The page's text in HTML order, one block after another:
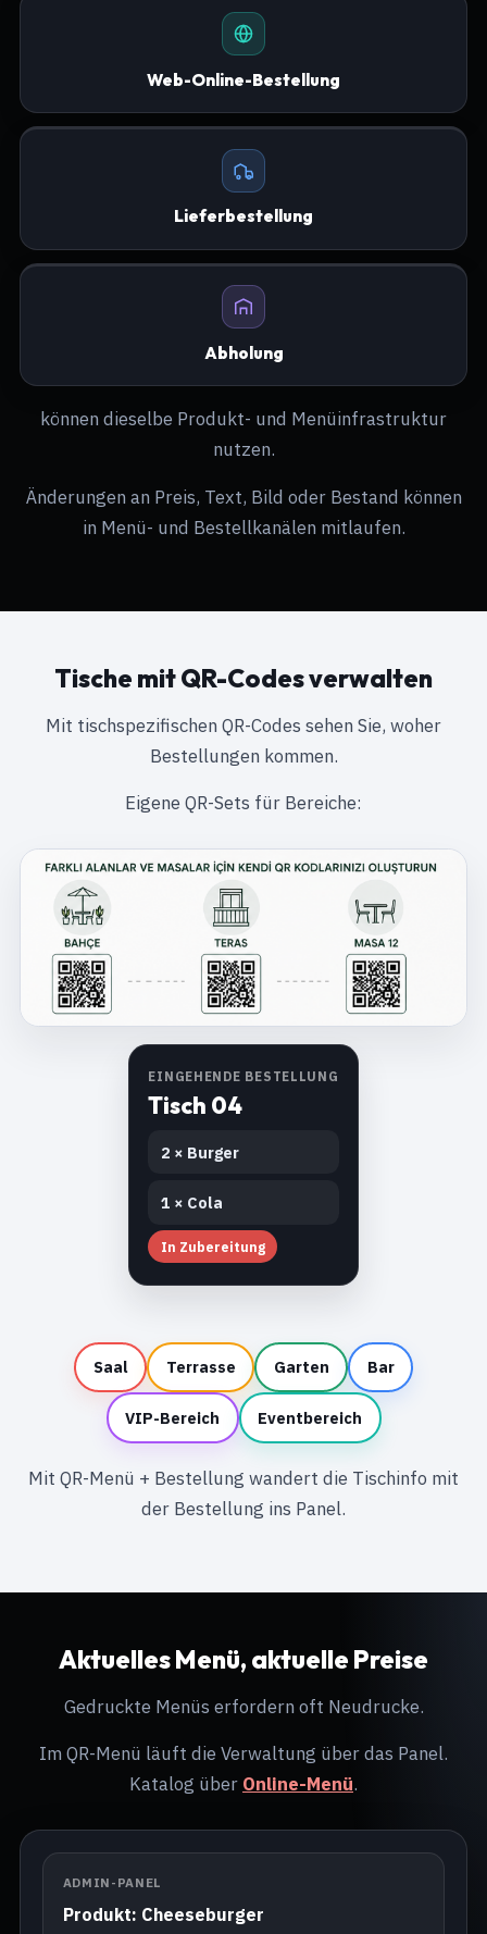
Web-Online-Bestellung
Lieferbestellung
Abholung
können dieselbe Produkt- und Menüinfrastruktur
nutzen.
Änderungen an Preis, Text, Bild oder Bestand können
in Menü- und Bestellkanälen mitlaufen.
Tische mit QR-Codes verwalten
Mit tischspezifischen QR-Codes sehen Sie, woher
Bestellungen kommen.
Eigene QR-Sets für Bereiche:
EINGEHENDE BESTELLUNG
Tisch 04
2 × Burger
1 × Cola
In Zubereitung
Saal Terrasse Garten Bar
VIP-Bereich Eventbereich
Mit QR-Menü + Bestellung wandert die Tischinfo mit
der Bestellung ins Panel.
Aktuelles Menü, aktuelle Preise
Gedruckte Menüs erfordern oft Neudrucke.
Im QR-Menü läuft die Verwaltung über das Panel.
Katalog über Online-Menü.
ADMIN-PANEL
Produkt: Cheeseburger